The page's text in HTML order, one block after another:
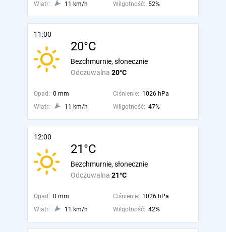
Wiatr:
11 km/h Wilgotność: 52%
11:00
20°C
Odczuwalna 20°C
Bezchmurnie, słonecznie
Opad: 0 mm Ciśnienie: 1026 hPa
Wiatr:
11 km/h Wilgotność: 47%
12:00
21°C
Odczuwalna 21°C
Bezchmurnie, słonecznie
Opad: 0 mm Ciśnienie: 1026 hPa
Wiatr:
11 km/h Wilgotność: 42%